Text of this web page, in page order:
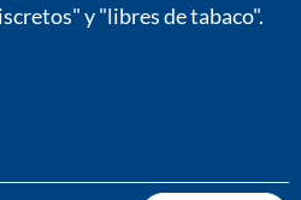
y "libres de tabaco".